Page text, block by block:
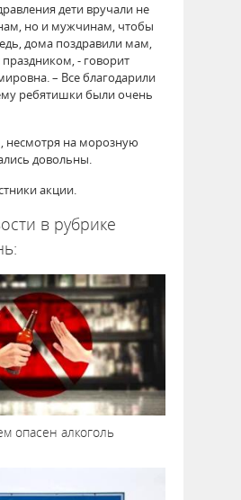
дети вручали не
но и мужчинам, чтобы
дома поздравили мам,
- говорит
– Все благодарили
ребятишки были очень
несмотря на морозную
довольны.
акции.
в рубрике
опасен алкоголь